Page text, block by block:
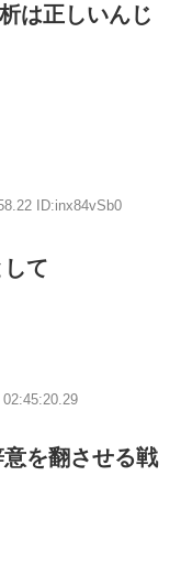
は正しいんじ
ID:inx84vSb0
て
を翻させる戦